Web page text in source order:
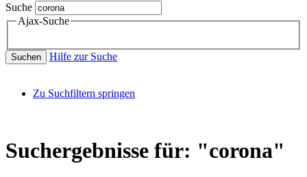
Suche
Ajax-Suche
Suchen Hilfe zur Suche
Zu Suchfiltern springen
Suchergebnisse für: "corona"